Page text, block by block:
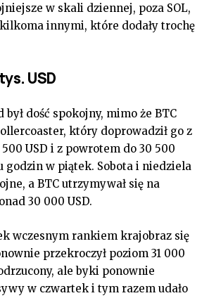
w skali dziennej, poza SOL,
kilkoma innymi, które dodały trochę
USD
dość spokojny, mimo że BTC
który doprowadził go z
500 USD i z powrotem do 30 500
godzin w piątek. Sobota i niedziela
a BTC utrzymywał się na
30 000 USD.
wczesnym rankiem krajobraz się
przekroczył poziom 31 000
ale byki ponownie
w czwartek i tym razem udało